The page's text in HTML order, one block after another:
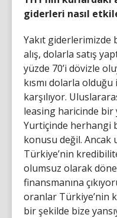
giderleri nasıl
Yakıt giderlerimizde
alış, dolarla satış
yüzde 70’i dövizle
kısmı dolarla
karşılıyor.
leasing haricinde
Yurtiçinde herhangi
konusu değil. Ancak
Türkiye’nin
olumsuz olarak
finansmanına
oranlar Türkiye’nin
bir şekilde bize